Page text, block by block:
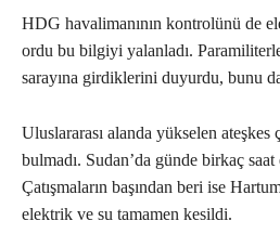
HDG havalimanının kontrolünü de
ordu bu bilgiyi yalanladı.
sarayına girdiklerini duyurdu, bunu
Uluslararası alanda yükselen ateşkes
bulmadı. Sudan’da günde birkaç
Çatışmaların başından beri ise
elektrik ve su tamamen kesildi.